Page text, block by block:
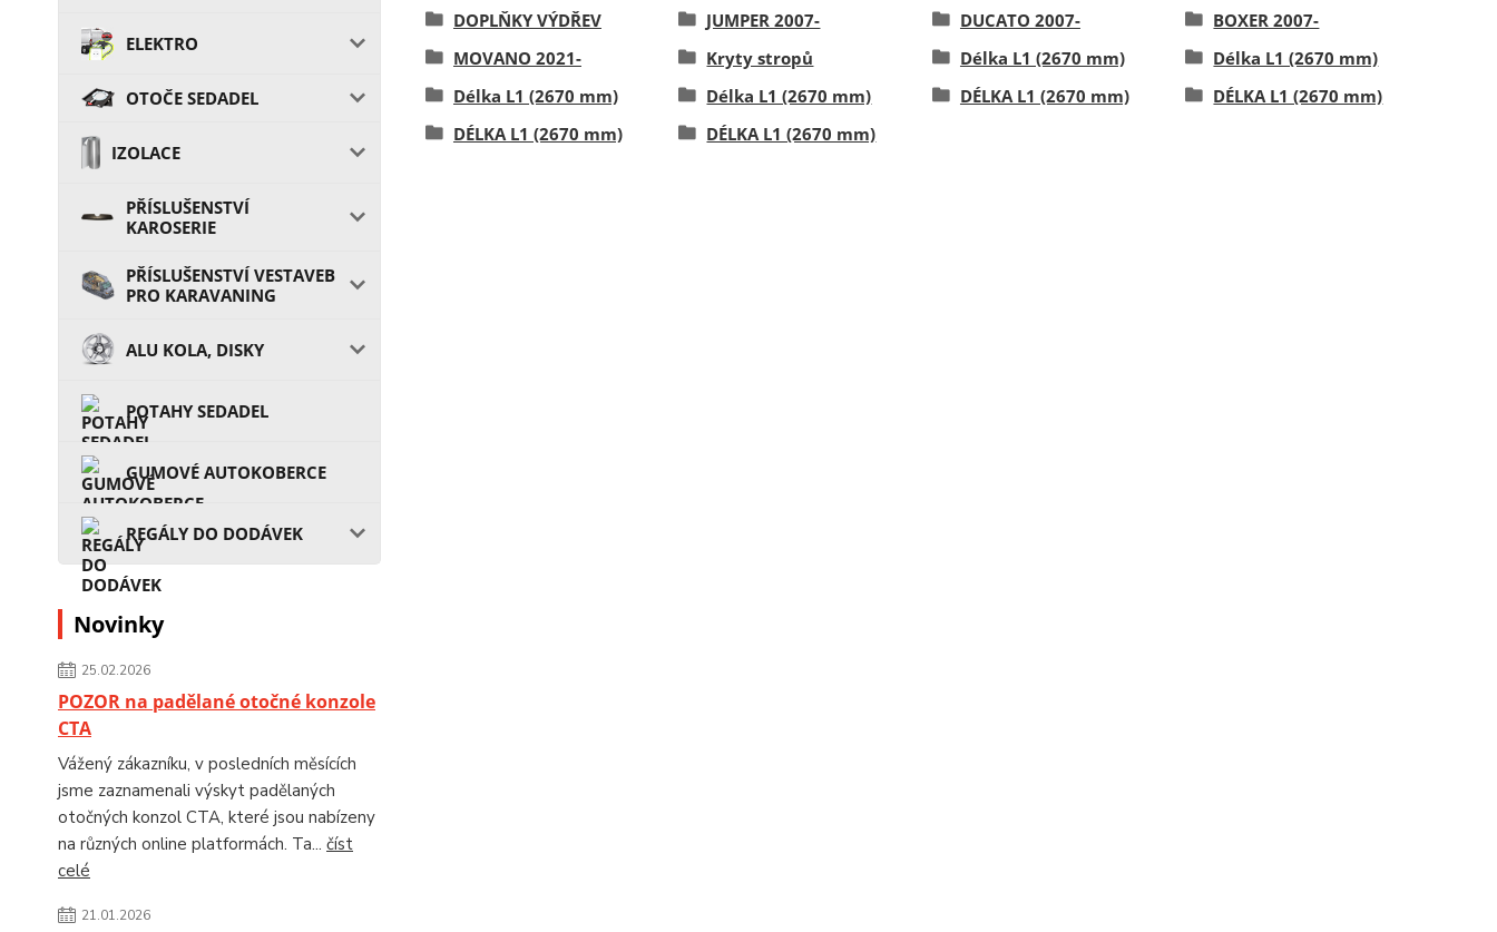
ELEKTRO
OTOČE SEDADEL
IZOLACE
PŘÍSLUŠENSTVÍ
KAROSERIE
PŘÍSLUŠENSTVÍ VESTAVEB
PRO KARAVANING
ALU KOLA, DISKY
POTAHY SEDADEL
GUMOVÉ AUTOKOBERCE
REGÁLY DO DODÁVEK
Novinky
25.02.2026
POZOR na padělané otočné konzole
CTA
Vážený zákazníku, v posledních měsících
jsme zaznamenali výskyt padělaných
otočných konzol CTA, které jsou nabízeny
na různých online platformách. Ta... číst
celé
21.01.2026
DOPLŇKY VÝDŘEV JUMPER 2007- DUCATO 2007-
BOXER 2007-
MOVANO 2021-
Kryty stropů Délka L1 (2670 mm)
Délka L1 (2670 mm)
Délka L1 (2670 mm)
Délka L1 (2670 mm) DÉLKA L1 (2670 mm)
DÉLKA L1 (2670 mm)
DÉLKA L1 (2670 mm)
DÉLKA L1 (2670 mm)